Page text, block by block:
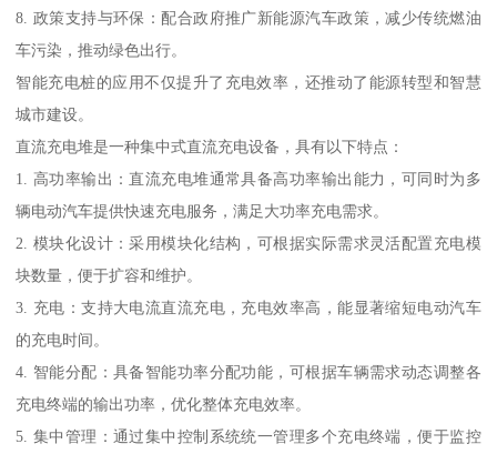
8. 政策支持与环保：配合政府推广新能源汽车政策，减少传统燃油
车污染，推动绿色出行。
智能充电桩的应用不仅提升了充电效率，还推动了能源转型和智慧
城市建设。
直流充电堆是一种集中式直流充电设备，具有以下特点：
1. 高功率输出：直流充电堆通常具备高功率输出能力，可同时为多
辆电动汽车提供快速充电服务，满足大功率充电需求。
2. 模块化设计：采用模块化结构，可根据实际需求灵活配置充电模
块数量，便于扩容和维护。
3. 充电：支持大电流直流充电，充电效率高，能显著缩短电动汽车
的充电时间。
4. 智能分配：具备智能功率分配功能，可根据车辆需求动态调整各
充电终端的输出功率，优化整体充电效率。
5. 集中管理：通过集中控制系统统一管理多个充电终端，便于监控